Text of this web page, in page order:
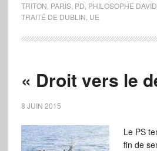
TRITON PARIS, PD PHILOSOPHE
TRAITÉ DE DUBLIN UE
« Droit vers le
8 JUIN 2015
Le PS
fin de